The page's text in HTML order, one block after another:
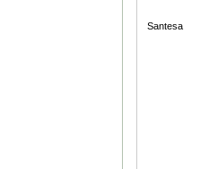
Santesa